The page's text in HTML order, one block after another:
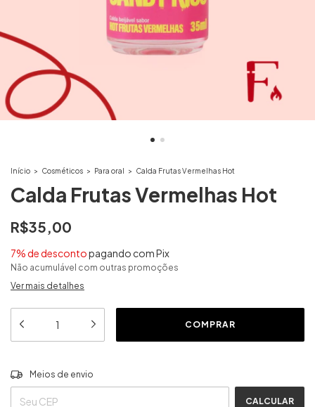
Início > Cosméticos > Para oral > Calda Frutas Vermelhas Hot
Calda Frutas Vermelhas Hot
R$35,00
7% de descontopagando com Pix
Não acumulável com outras promoções
Ver mais detalhes
Entregas para o CEP:
Meios de envio
CALCULAR